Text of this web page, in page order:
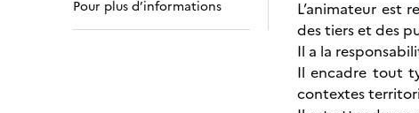
Pour plus d’informations
L’animateur est
des tiers et des
Il a la
Il encadre tout
contextes